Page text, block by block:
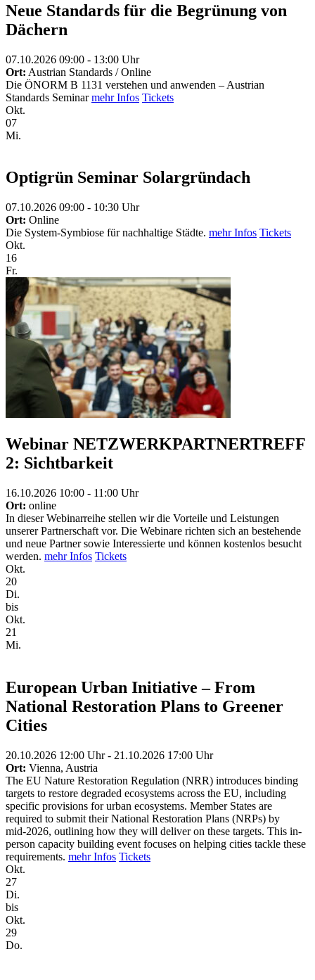
Neue Standards für die Begrünung von
Dächern
07.10.2026 09:00 - 13:00 Uhr
Ort: Austrian Standards / Online
Die ÖNORM B 1131 verstehen und anwenden – Austrian
Standards Seminarmehr Infos Tickets
Okt.
07
Mi.
Optigrün Seminar Solargründach
07.10.2026 09:00 - 10:30 Uhr
Ort: Online
Die System-Symbiose für nachhaltige Städte. mehr Infos Tickets
Okt.
16
Fr.
Webinar NETZWERKPARTNERTREFF
2: Sichtbarkeit
16.10.2026 10:00 - 11:00 Uhr
Ort: online
In dieser Webinarreihe stellen wir die Vorteile und Leistungen
unserer Partnerschaft vor. Die Webinare richten sich an bestehende
und neue Partner sowie Interessierte und können kostenlos besucht
werden. mehr Infos Tickets
Okt.
20
Di.
bis
Okt.
21
Mi.
European Urban Initiative – From
National Restoration Plans to Greener
Cities
20.10.2026 12:00 Uhr - 21.10.2026 17:00 Uhr
Ort: Vienna, Austria
The EU Nature Restoration Regulation (NRR) introduces binding
targets to restore degraded ecosystems across the EU, including
specific provisions for urban ecosystems. Member States are
required to submit their National Restoration Plans (NRPs) by
mid‑2026, outlining how they will deliver on these targets. This in-
person capacity building event focuses on helping cities tackle these
requirements. mehr Infos Tickets
Okt.
27
Di.
bis
Okt.
29
Do.